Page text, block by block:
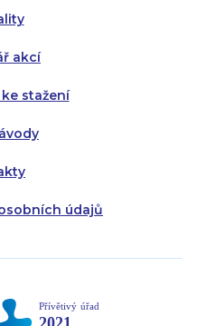
akcí
stažení
údajů